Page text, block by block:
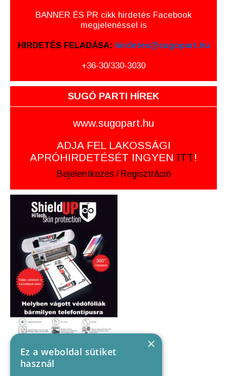
BANNER ÉS PR cikk hirdetés Facebook
megjelenéssel is
HIRDETÉS FELADÁSA: hirdetes@sugopart.hu
+36-30/330-3030
SUGÓ PARTI HÍREK
www.sugopart.hu
ADJA FEL LAKOSSÁGI
APRÓHIRDETÉSÉT INGYEN ITT!
Bejelentkezés / Regisztráció
×
Ez a weboldal sütiket
használ